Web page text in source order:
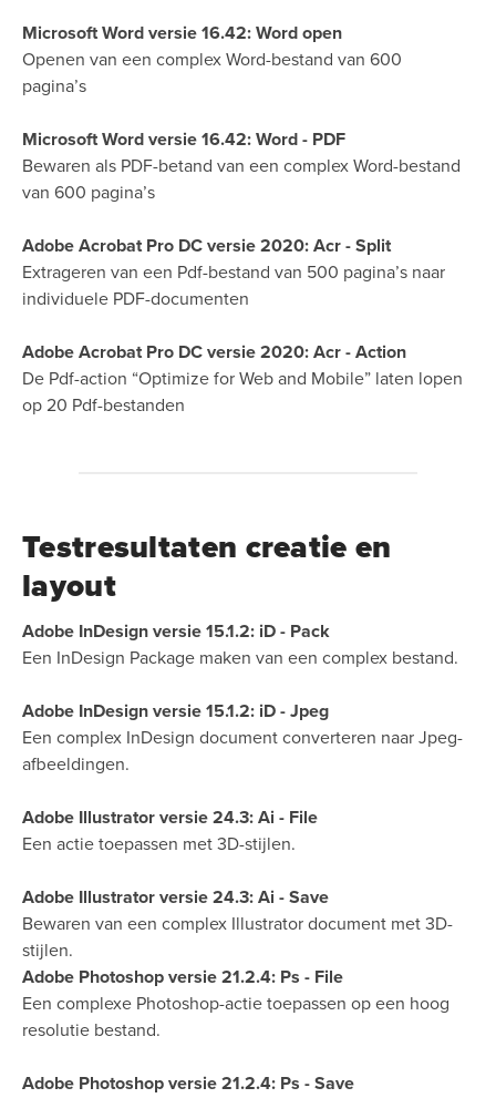
Microsoft Word versie 16.42: Word open
Openen van een complex Word-bestand van 600
pagina’s
Microsoft Word versie 16.42: Word - PDF
Bewaren als PDF-betand van een complex Word-bestand
van 600 pagina’s
Adobe Acrobat Pro DC versie 2020: Acr - Split
Extrageren van een Pdf-bestand van 500 pagina’s naar
individuele PDF-documenten
Adobe Acrobat Pro DC versie 2020: Acr - Action
De Pdf-action “Optimize for Web and Mobile” laten lopen
op 20 Pdf-bestanden
Testresultaten creatie en
layout
Adobe InDesign versie 15.1.2: iD - Pack
Een InDesign Package maken van een complex bestand.
Adobe InDesign versie 15.1.2: iD - Jpeg
Een complex InDesign document converteren naar Jpeg-
afbeeldingen.
Adobe Illustrator versie 24.3: Ai - File
Een actie toepassen met 3D-stijlen.
Adobe Illustrator versie 24.3: Ai - Save
Bewaren van een complex Illustrator document met 3D-
stijlen.
Adobe Photoshop versie 21.2.4: Ps - File
Een complexe Photoshop-actie toepassen op een hoog
resolutie bestand.
Adobe Photoshop versie 21.2.4: Ps - Save